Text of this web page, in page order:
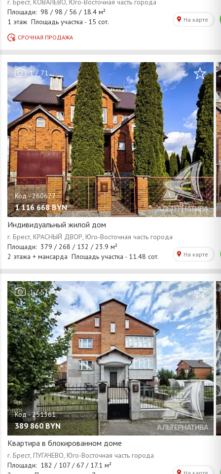
1/ 71
1 116 668 BYN
Индивидуальный жилой дом
1/51
389 860 BYN
Квартира в блокированном доме